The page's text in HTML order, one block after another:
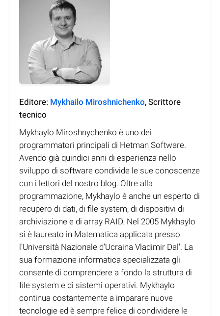
Editore: Mykhailo Miroshnichenko, Scrittore
tecnico
Mykhaylo Miroshnychenko è uno dei
programmatori principali di Hetman Software.
Avendo già quindici anni di esperienza nello
sviluppo di software condivide le sue conoscenze
con i lettori del nostro blog. Oltre alla
programmazione, Mykhaylo è anche un esperto di
recupero di dati, di file system, di dispositivi di
archiviazione e di array RAID. Nel 2005 Mykhaylo
si è laureato in Matematica applicata presso
l'Università Nazionale d'Ucraina Vladimir Dal'. La
sua formazione informatica specializzata gli
consente di comprendere a fondo la struttura di
file system e di sistemi operativi. Mykhaylo
continua costantemente a imparare nuove
tecnologie ed è sempre felice di condividere le